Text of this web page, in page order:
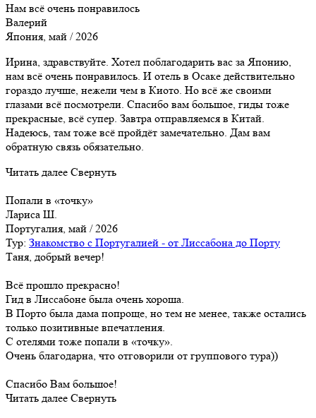
Нам всё очень понравилось
Валерий
Япония, май / 2026
Ирина, здравствуйте. Хотел поблагодарить вас за Японию,
нам всё очень понравилось. И отель в Осаке действительно
гораздо лучше, нежели чем в Киото. Но всё же своими
глазами всё посмотрели. Спасибо вам большое, гиды тоже
прекрасные, всё супер. Завтра отправляемся в Китай.
Надеюсь, там тоже всё пройдёт замечательно. Дам вам
обратную связь обязательно.
Читать далее Свернуть
Попали в «точку»
Лариса Ш.
Португалия, май / 2026
Тур: Знакомство с Португалией - от Лиссабона до Порту
Таня, добрый вечер!
Всё прошло прекрасно!
Гид в Лиссабоне была очень хороша.
В Порто была дама попроще, но тем не менее, также остались
только позитивные впечатления.
С отелями тоже попали в «точку».
Очень благодарна, что отговорили от группового тура))
Спасибо Вам большое!
Читать далее Свернуть